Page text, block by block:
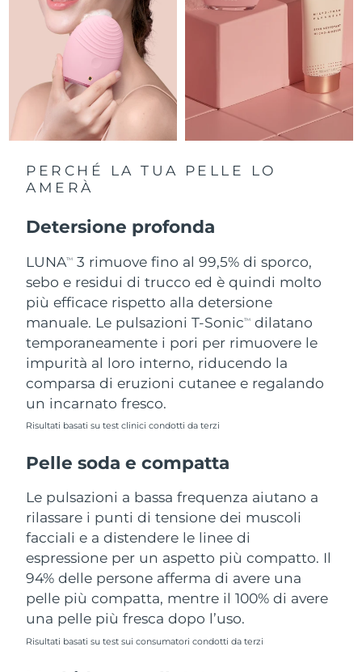
PERCHÉ LA TUA PELLE LO
AMERÀ
Detersione profonda
LUNATM
3 rimuove fino al 99,5% di sporco,
sebo e residui di trucco ed è quindi molto
più efficace rispetto alla detersione
manuale. Le pulsazioni T-SonicTM
dilatano
temporaneamente i pori per rimuovere le
impurità al loro interno, riducendo la
comparsa di eruzioni cutanee e regalando
un incarnato fresco.
Risultati basati su test clinici condotti da terzi
Pelle soda e compatta
Le pulsazioni a bassa frequenza aiutano a
rilassare i punti di tensione dei muscoli
facciali e a distendere le linee di
espressione per un aspetto più compatto. Il
94% delle persone afferma di avere una
pelle più compatta, mentre il 100% di avere
una pelle più fresca dopo l’uso.
Risultati basati su test sui consumatori condotti da terzi
Slovacchia 10/8/26
Slovenia 10/8/26
Sudafrica Consegna stimata 18/8/26
Spagna
Svezia Consegna stimata
Svizzera Consegna stimata10/8/26
Taiwan Consegna stimata
Thailandia Consegna stimata14/8/26
Turchia Consegna stimata 11/8/26
Emirati Arabi Uniti
Regno Unito
Stati Uniti Consegna stimata
Uzbekistan
Vietnam Consegna stimata16/8/26